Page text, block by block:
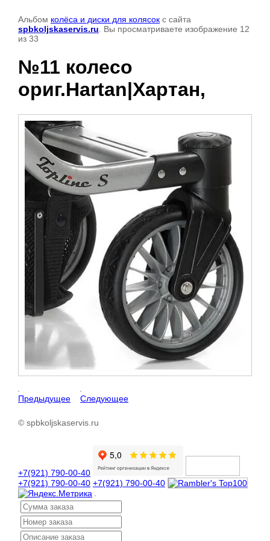
Альбом колёса и диски для колясок с сайта
spbkoljskaservis.ru . Вы просматриваете изображение 12
из 33
№11 колесо
ориг.Hartan|Хартан,
Предыдущее Следующее
© spbkoljskaservis.ru
+7(921) 790-00-40
+7(921) 790-00-40 +7(921) 790-00-40